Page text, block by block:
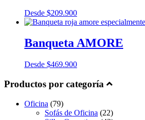
Desde $209.900
Banqueta AMORE
Desde $469.900
Productos por categoría
Oficina (79)
Sofás de Oficina (22)